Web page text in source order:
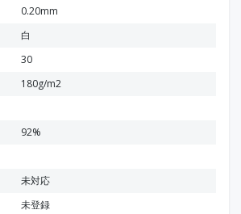
0.20mm
白
30
180g/m2
92%
未対応
未登録